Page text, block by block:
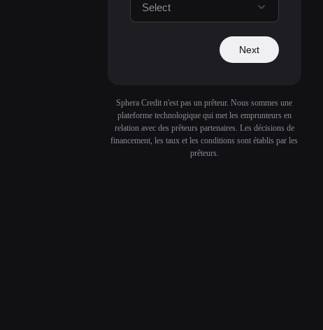
Select
Next
Sphera Credit n'est pas un prêteur. Nous sommes une
plateforme technologique qui met les emprunteurs en
relation avec des prêteurs partenaires. Les décisions de
financement, les taux et les conditions sont établis par les
prêteurs.